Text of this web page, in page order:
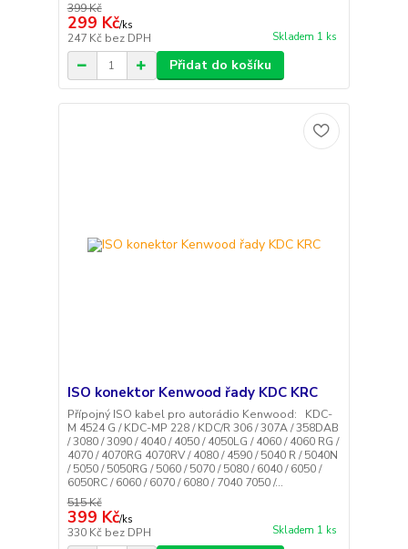
399 Kč
299 Kč/ks
247 Kč bez DPH Skladem 1 ks
Přidat do košíku
ISO konektor Kenwood řady KDC KRC
Přípojný ISO kabel pro autorádio Kenwood: KDC-
M 4524 G / KDC-MP 228 / KDC/R 306 / 307A / 358DAB
/ 3080 / 3090 / 4040 / 4050 / 4050LG / 4060 / 4060 RG /
4070 / 4070RG 4070RV / 4080 / 4590 / 5040 R / 5040N
/ 5050 / 5050RG / 5060 / 5070 / 5080 / 6040 / 6050 /
6050RC / 6060 / 6070 / 6080 / 7040 7050 /...
515 Kč
399 Kč/ks
330 Kč bez DPH Skladem 1 ks